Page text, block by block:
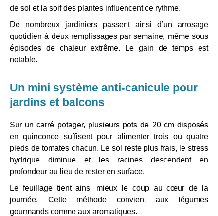
de sol et la soif des plantes influencent ce rythme.
De nombreux jardiniers passent ainsi d’un arrosage
quotidien à deux remplissages par semaine, même sous
épisodes de chaleur extrême. Le gain de temps est
notable.
Un mini système anti-canicule pour
jardins et balcons
Sur un carré potager, plusieurs pots de 20 cm disposés
en quinconce suffisent pour alimenter trois ou quatre
pieds de tomates chacun. Le sol reste plus frais, le stress
hydrique diminue et les racines descendent en
profondeur au lieu de rester en surface.
Le feuillage tient ainsi mieux le coup au cœur de la
journée. Cette méthode convient aux légumes
gourmands comme aux aromatiques.